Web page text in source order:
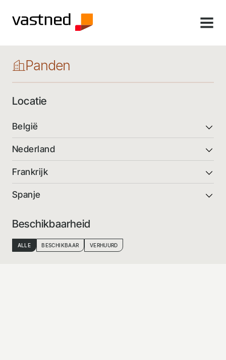
MENU
Panden
Locatie
België
Nederland
Frankrijk
Spanje
Beschikbaarheid
ALLE BESCHIKBAAR VERHUURD